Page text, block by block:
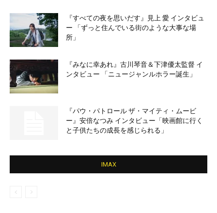
『すべての夜を思いだす』見上 愛 インタビュ
ー 「ずっと住んでいる街のような大事な場
所」
『みなに幸あれ』古川琴音＆下津優太監督 イ
ンタビュー 「ニュージャンルホラー誕生」
『パウ・パトロール ザ・マイティ・ムービ
ー』安倍なつみ インタビュー「映画館に行く
と子供たちの成長を感じられる」
IMAX